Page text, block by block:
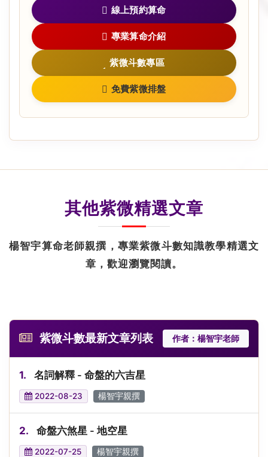
線上預約算命
專業算命介紹
紫微斗數專區
免費紫微排盤
其他紫微精選文章
楊智宇算命老師親撰，專業紫微斗數知識教學精選文
章，歡迎瀏覽閱讀。
紫微斗數最新文章列表 作者：楊智宇老師
1. 名詞解釋 - 命盤的六吉星
2022-08-23 楊智宇親撰
2. 命盤六煞星 - 地空星
2022-07-25 楊智宇親撰